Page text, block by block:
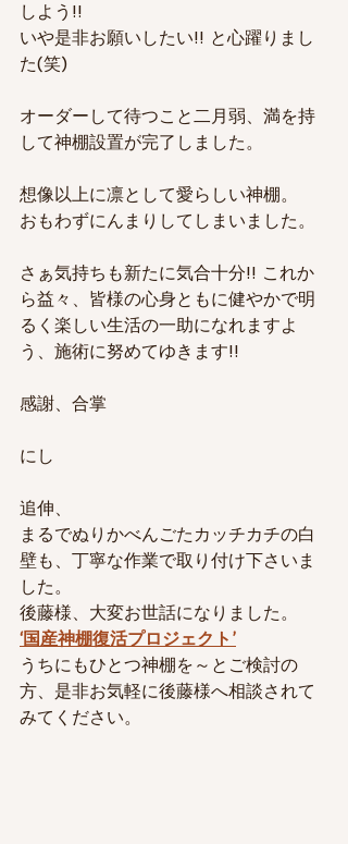
しよう!!
いや是非お願いしたい!! と心躍りまし
た(笑)
オーダーして待つこと二月弱、満を持
して神棚設置が完了しました。
想像以上に凛として愛らしい神棚。
おもわずにんまりしてしまいました。
さぁ気持ちも新たに気合十分!! これか
ら益々、皆様の心身ともに健やかで明
るく楽しい生活の一助になれますよ
う、施術に努めてゆきます!!
感謝、合掌
にし
追伸、
まるでぬりかべんごたカッチカチの白
壁も、丁寧な作業で取り付け下さいま
した。
後藤様、大変お世話になりました。
‘国産神棚復活プロジェクト’
うちにもひとつ神棚を～とご検討の
方、是非お気軽に後藤様へ相談されて
みてください。